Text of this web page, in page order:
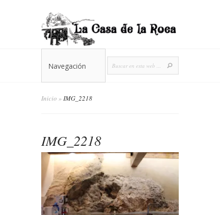
Navegación
Inicio » IMG_2218
IMG_2218